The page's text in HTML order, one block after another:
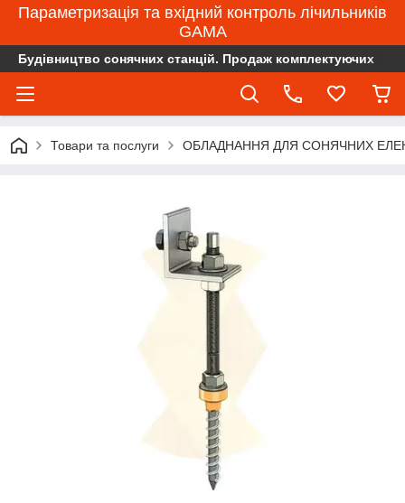
Параметризація та вхідний контроль лічильників
GAMA
Будівництво сонячних станцій. Продаж комплектуючих
Товари та послуги ОБЛАДНАННЯ ДЛЯ СОНЯЧНИХ